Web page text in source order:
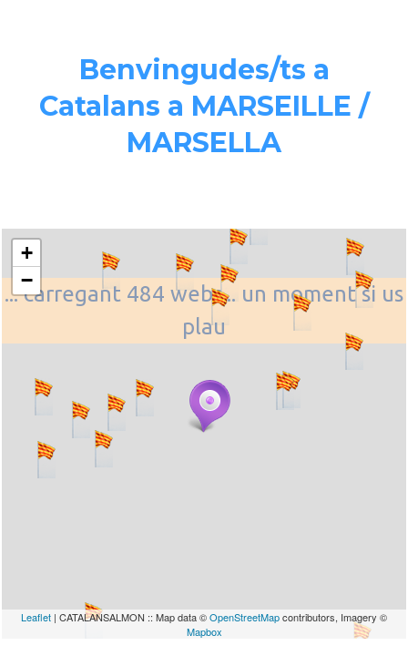
Benvingudes/ts a
Catalans a MARSEILLE /
MARSELLA
... carregant 484 webs... un moment si us
plau
+
−
Leaflet | CATALANSALMON :: Map data ©OpenStreetMapcontributors, Imagery ©
Mapbox